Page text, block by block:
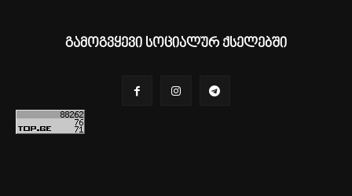
გამოგვყევი სოციალურ ქსელებში